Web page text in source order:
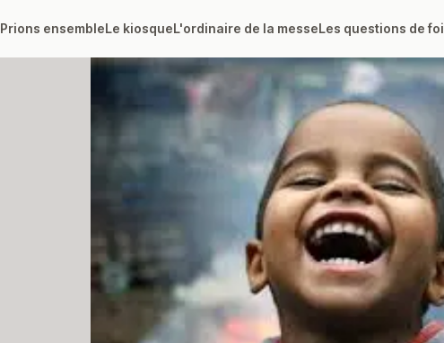
Prions ensembleLe kiosqueL'ordinaire de la messeLes questions de foi